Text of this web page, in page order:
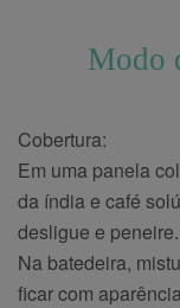
Modo
Cobertura:
Em uma panela
da índia e café
desligue e peneire.
Na batedeira,
ficar com